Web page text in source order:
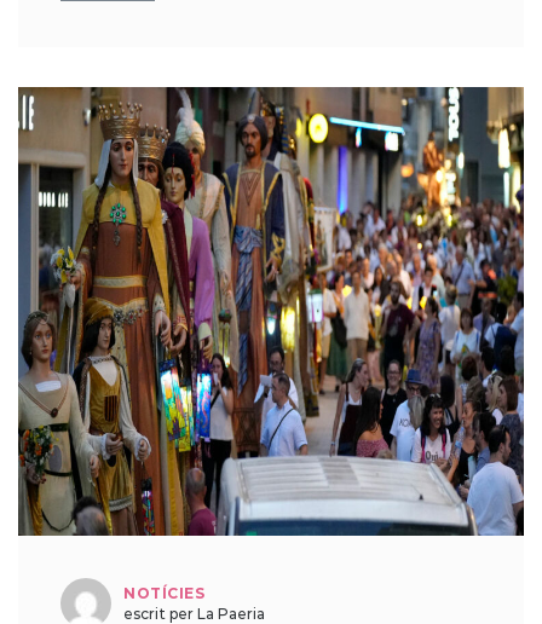
NOTÍCIES
escrit per La Paeria